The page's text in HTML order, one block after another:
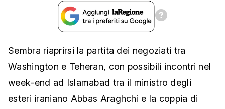
Sembra riaprirsi la partita dei negoziati tra
Washington e Teheran, con possibili incontri nel
week-end ad Islamabad tra il ministro degli
esteri iraniano Abbas Araghchi e la coppia di